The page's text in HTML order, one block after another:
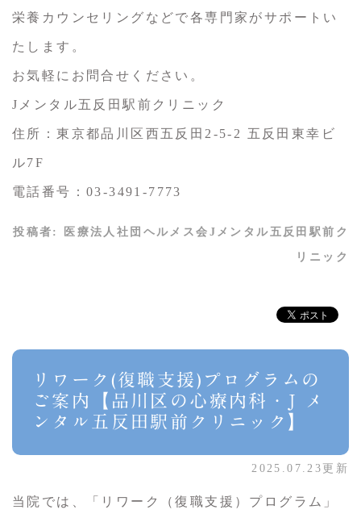
栄養カウンセリングなどで各専門家がサポートい
たします。
お気軽にお問合せください。
Jメンタル五反田駅前クリニック
住所：東京都品川区西五反田2-5-2 五反田東幸ビ
ル7F
電話番号：03-3491-7773
投稿者: 医療法人社団ヘルメス会Jメンタル五反田駅前ク
リニック
リワーク(復職支援)プログラムの
ご案内【品川区の心療内科・J メ
ンタル五反田駅前クリニック】
2025.07.23更新
当院では、「リワーク（復職支援）プログラム」